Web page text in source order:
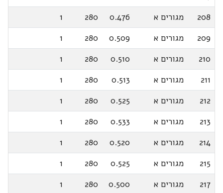
208
מגורים א 0.476
280
1
209
מגורים א 0.509
280
1
210
מגורים א 0.510
280
1
211
מגורים א 0.513
280
1
212
מגורים א 0.525
280
1
213
מגורים א 0.533
280
1
214
מגורים א 0.520
280
1
215
מגורים א 0.525
280
1
217
מגורים א 0.500
280
1